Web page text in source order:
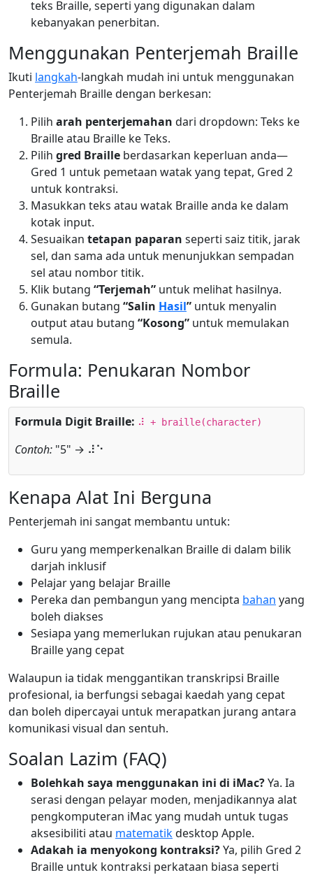
teks Braille, seperti yang digunakan dalam
kebanyakan penerbitan.
Menggunakan Penterjemah Braille
Ikuti langkah-langkah mudah ini untuk menggunakan
Penterjemah Braille dengan berkesan:
Pilih arah penterjemahan dari dropdown: Teks ke
Braille atau Braille ke Teks.
Pilih gred Braille berdasarkan keperluan anda—
Gred 1 untuk pemetaan watak yang tepat, Gred 2
untuk kontraksi.
Masukkan teks atau watak Braille anda ke dalam
kotak input.
Sesuaikan tetapan paparan seperti saiz titik, jarak
sel, dan sama ada untuk menunjukkan sempadan
sel atau nombor titik.
Klik butang “Terjemah” untuk melihat hasilnya.
Gunakan butang “Salin Hasil” untuk menyalin
output atau butang “Kosong” untuk memulakan
semula.
Formula: Penukaran Nombor
Braille
Formula Digit Braille: ⠼ + braille(character)
Contoh: "5" → ⠼⠑
Kenapa Alat Ini Berguna
Penterjemah ini sangat membantu untuk:
Guru yang memperkenalkan Braille di dalam bilik
darjah inklusif
Pelajar yang belajar Braille
Pereka dan pembangun yang mencipta bahan yang
boleh diakses
Sesiapa yang memerlukan rujukan atau penukaran
Braille yang cepat
Walaupun ia tidak menggantikan transkripsi Braille
profesional, ia berfungsi sebagai kaedah yang cepat
dan boleh dipercayai untuk merapatkan jurang antara
komunikasi visual dan sentuh.
Soalan Lazim (FAQ)
Bolehkah saya menggunakan ini di iMac?Ya. Ia
serasi dengan pelayar moden, menjadikannya alat
pengkomputeran iMac yang mudah untuk tugas
aksesibiliti atau matematikdesktop Apple.
Adakah ia menyokong kontraksi?Ya, pilih Gred 2
Braille untuk kontraksi perkataan biasa seperti